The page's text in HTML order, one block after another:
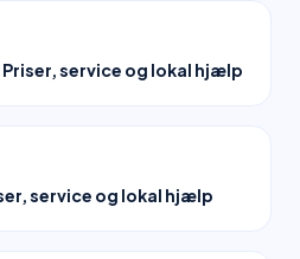
service og lokal hjælp
service og lokal hjælp